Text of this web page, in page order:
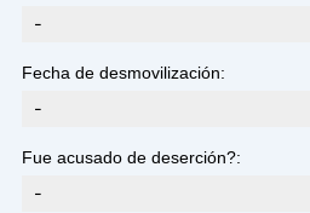
-
Fecha de desmovilización:
-
Fue acusado de deserción?:
-